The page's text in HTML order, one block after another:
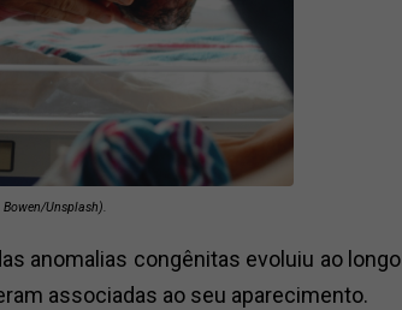
Unsplash).
anomalias congênitas evoluiu ao longo
associadas ao seu aparecimento.